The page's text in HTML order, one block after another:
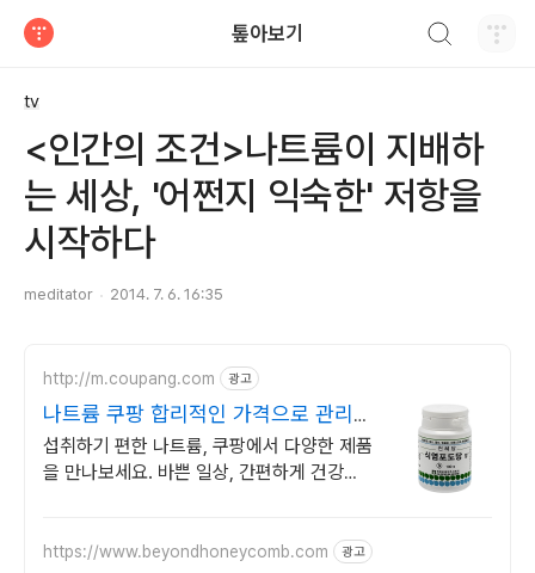
톺아보기
tv
<인간의 조건>나트륨이 지배하
는 세상, '어쩐지 익숙한' 저항을
시작하다
meditator 2014. 7. 6. 16:35
http://m.coupang.com 광고
나트륨 쿠팡 합리적인 가격으로 관리하
세요
섭취하기 편한 나트륨, 쿠팡에서 다양한 제품
을 만나보세요. 바쁜 일상, 간편하게 건강을
https://www.beyondhoneycomb.com 광고